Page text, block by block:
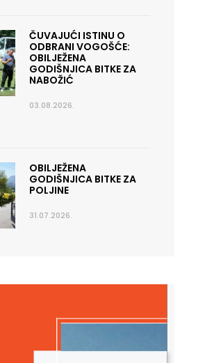
ČUVAJUĆI ISTINU O
ODBRANI VOGOŠĆE:
OBILJEŽENA
GODIŠNJICA BITKE ZA
NABOŽIĆ
03.08.2026.
OBILJEŽENA
GODIŠNJICA BITKE ZA
POLJINE
31.07.2026.